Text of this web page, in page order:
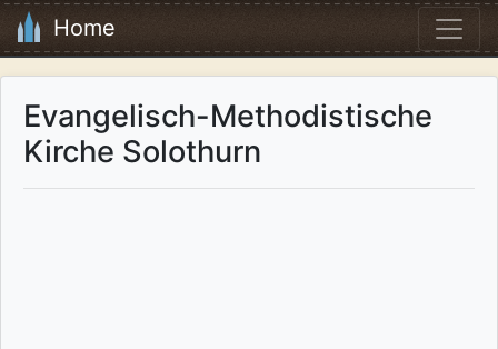
Home
Evangelisch-Methodistische
Kirche Solothurn